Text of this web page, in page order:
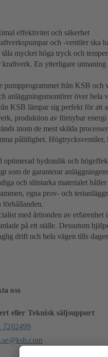
effektivitet och säkerhet
och -ventiler ska
tåla mycket höga tryck och
En ytterligare
pumpprogrammet från KSB
anläggningsmontörer över hela
KSB lämpar sig perfekt för att
produktion av förnybar
inom de mest skilda
pålitlighet.
optimerad hydraulik och
som de garanterar
och slitstarka materialet
egna prov- och
förhållanden.
med årtionden av
på ett ställe. Dessutom
drift och hela vägen tills
oss
eller Teknisk säljsupport
7202499